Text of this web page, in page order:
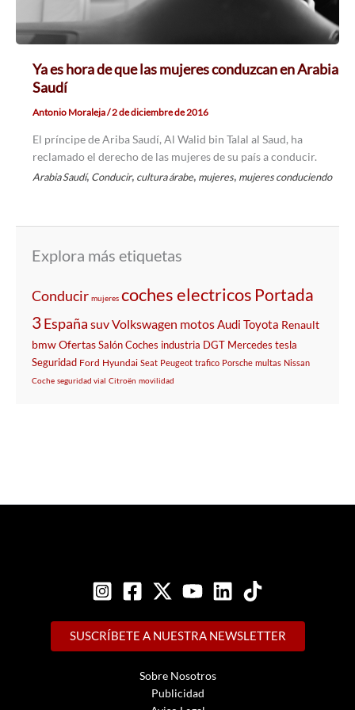
Ya es hora de que las mujeres conduzcan en Arabia
Saudí
Antonio Moraleja/2 de diciembre de 2016
El príncipe de Ariba Saudí, Al Walid bin Talal al Saud, ha
reclamado el derecho de las mujeres de su país a conducir.
Arabia Saudí, Conducir, cultura árabe, mujeres, mujeres conduciendo
Explora más etiquetas
Conducir mujeres coches electricos Portada
3España suvVolkswagen motos Audi Toyota Renault
bmwOfertasSalónCoches industria DGT Mercedes tesla
Seguridad Ford Hyundai Seat Peugeot trafico Porsche multas Nissan
Coche seguridad vial Citroën movilidad
SUSCRÍBETE A NUESTRA NEWSLETTER
Sobre Nosotros
Publicidad